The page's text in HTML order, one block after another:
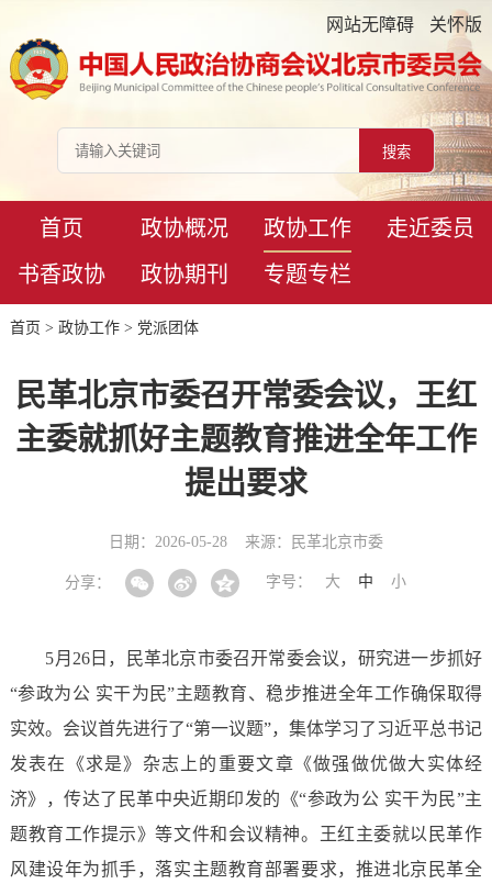
网站无障碍 关怀版
首页 政协概况 政协工作
走近委员
书香政协
政协期刊 专题专栏
首页 > 政协工作> 党派团体
民革北京市委召开常委会议，王红
主委就抓好主题教育推进全年工作
提出要求
日期：2026-05-28 来源：民革北京市委
分享： 字号： 大 中 小
5月26日，民革北京市委召开常委会议，研究进一步抓好
“参政为公 实干为民”主题教育、稳步推进全年工作确保取得
实效。会议首先进行了“第一议题”，集体学习了习近平总书记
发表在《求是》杂志上的重要文章《做强做优做大实体经
济》，传达了民革中央近期印发的《“参政为公 实干为民”主
题教育工作提示》等文件和会议精神。王红主委就以民革作
风建设年为抓手，落实主题教育部署要求，推进北京民革全